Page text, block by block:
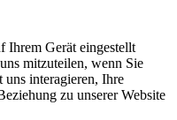
Ihrem Gerät eingestellt
mitzuteilen, wenn Sie
uns interagieren, Ihre
zu unserer Website